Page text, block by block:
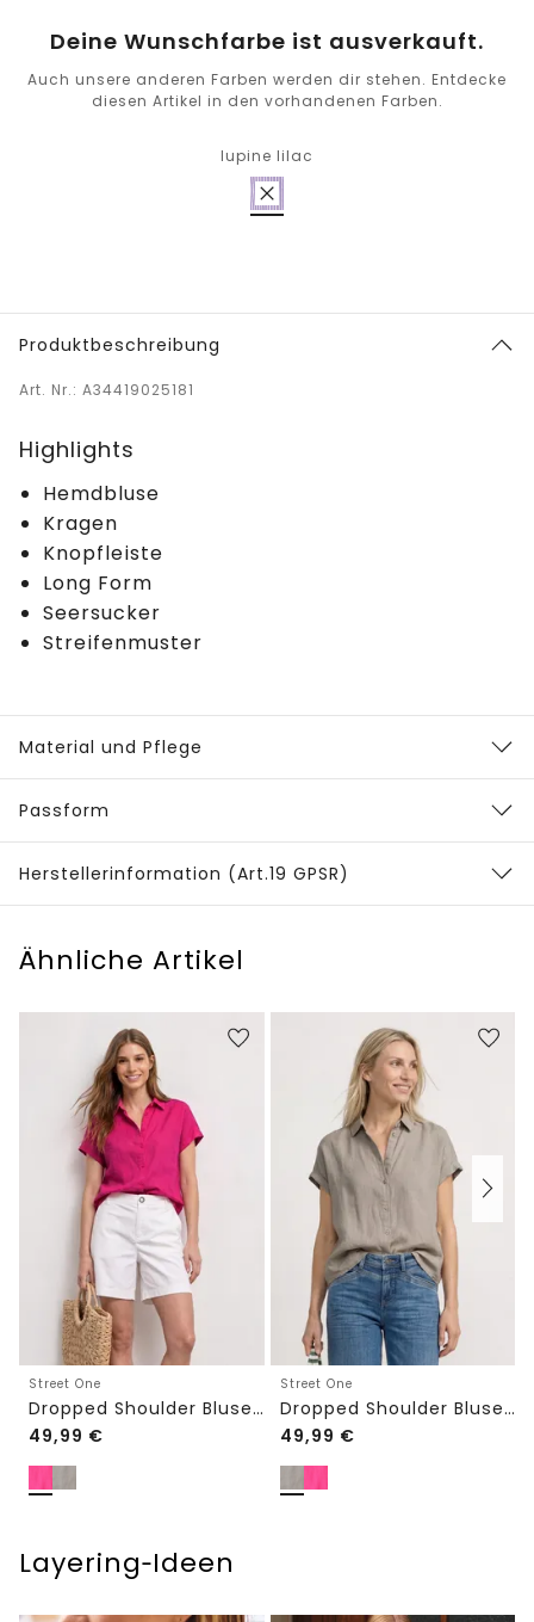
Deine Wunschfarbe ist ausverkauft.
Auch unsere anderen Farben werden dir stehen. Entdecke
diesen Artikel in den vorhandenen Farben.
lupine lilac
Produktbeschreibung
Art. Nr.: A34419025181
Highlights
Hemdbluse
Kragen
Knopfleiste
Long Form
Seersucker
Streifenmuster
Material und Pflege
Passform
Herstellerinformation (Art.19 GPSR)
Ähnliche Artikel
Street One
Dropped Shoulder Bluse aus Leinen
49,99 €
Street One
Dropped Shoulder Bluse aus Leinen
49,99 €
Layering‑Ideen